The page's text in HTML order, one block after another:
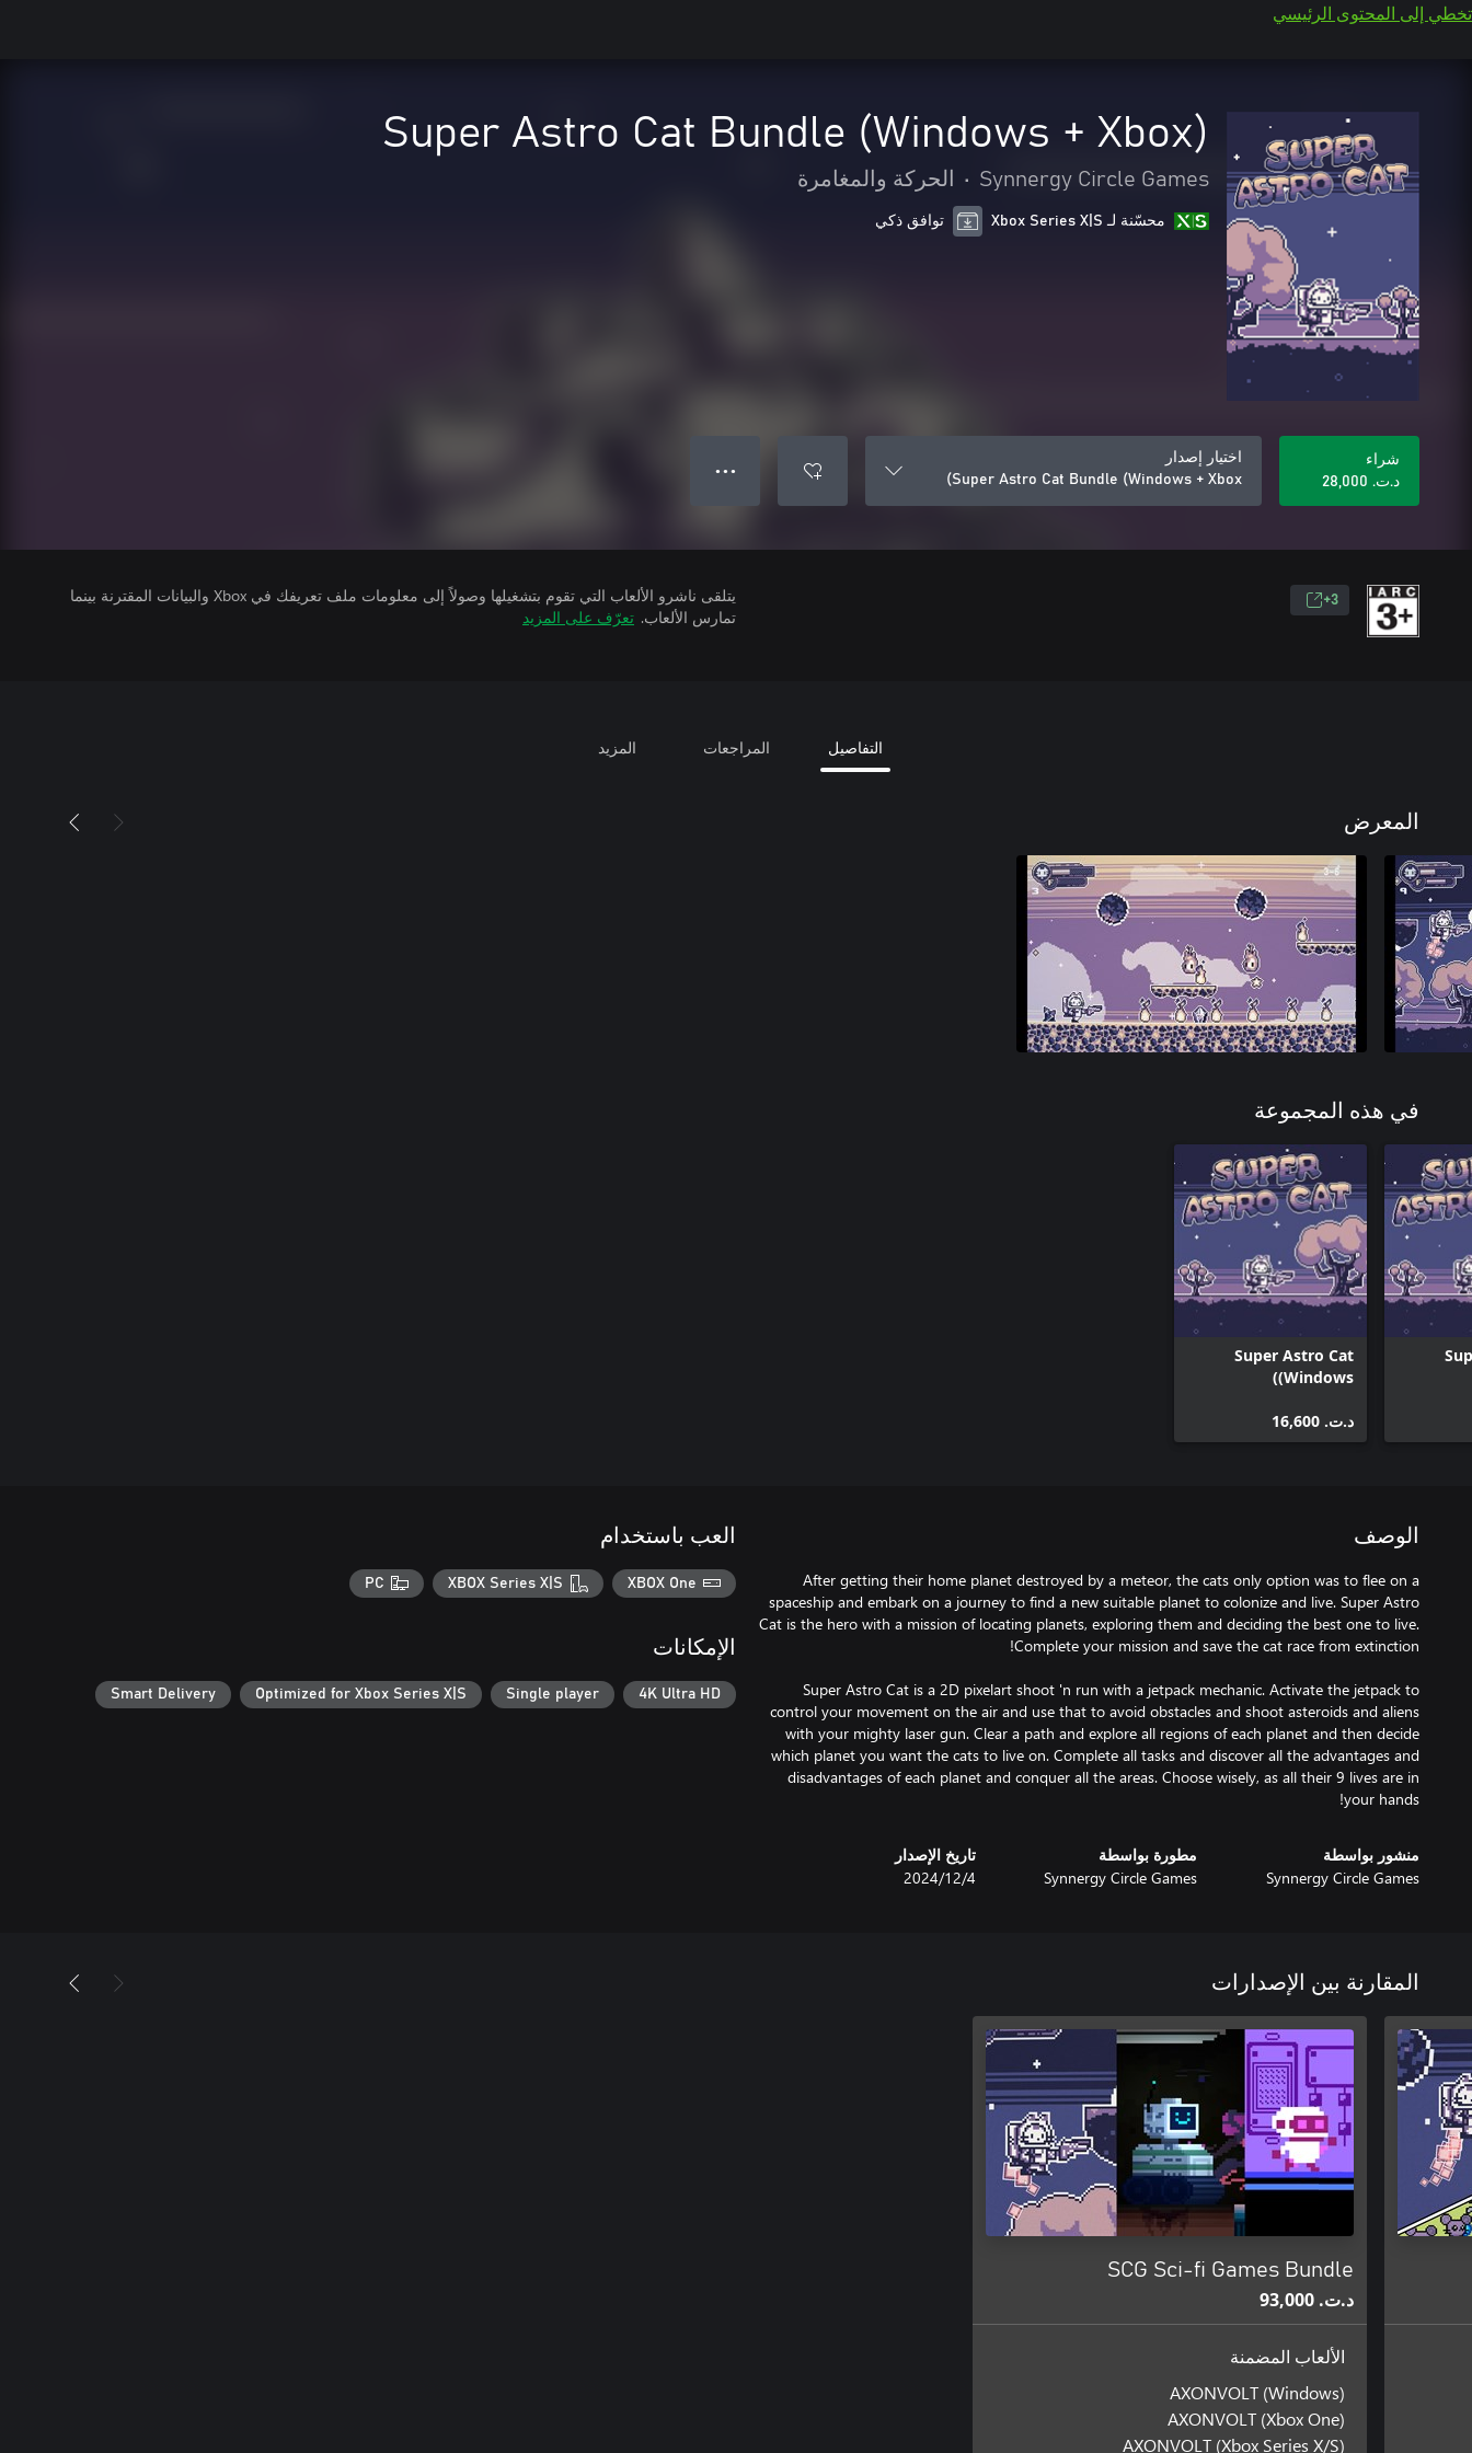
تخطي إلى المحتوى الرئيسي
Super Astro Cat Bundle (Windows + Xbox)
Synnergy Circle Games
• الحركة والمغامرة
محسّنة لـ Xbox Series X|S توافق ذكي
شراء
د.ت.‏ 28,000
اختيار إصدار
Super Astro Cat Bundle (Windows + Xbox)
● ● ●
3+
يتلقى ناشرو الألعاب التي تقوم بتشغيلها وصولاً إلى معلومات ملف تعريفك في Xbox والبيانات المقترنة بينما
تمارس الألعاب. تعرّف على المزيد
التفاصيل المراجعات المزيد
المعرض
في هذه المجموعة
Super Astro Cat
(Windows)
د.ت.‏ 16,600
الوصف
After getting their home planet destroyed by a meteor, the cats only option was to flee on a
spaceship and embark on a journey to find a new suitable planet to colonize and live. Super Astro
Cat is the hero with a mission of locating planets, exploring them and deciding the best one to live.
Super Astro Cat is a 2D pixelart shoot 'n run with a jetpack mechanic. Activate the jetpack to
control your movement on the air and use that to avoid obstacles and shoot asteroids and aliens
with your mighty laser gun. Clear a path and explore all regions of each planet and then decide
which planet you want the cats to live on. Complete all tasks and discover all the advantages and
disadvantages of each planet and conquer all the areas. Choose wisely, as all their 9 lives are in
your hands!
منشور بواسطة
Synnergy Circle Games
مطورة بواسطة
Synnergy Circle Games
تاريخ الإصدار
4‏/12‏/2024
العب باستخدام
XBOX One
XBOX Series X|S
PC
الإمكانات
4K Ultra HD
Single player
Optimized for Xbox Series X|S
Smart Delivery
المقارنة بين الإصدارات
SCG Sci-fi Games Bundle
د.ت.‏ 93,000
الألعاب المضمنة
AXONVOLT (Windows)
AXONVOLT (Xbox One)
AXONVOLT (Xbox Series X/S)